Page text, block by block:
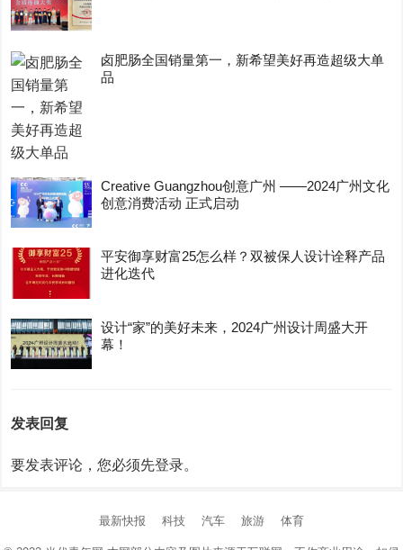
卤肥肠全国销量第一，新希望美好再造超级大单
品
Creative Guangzhou创意广州 ——2024广州文化
创意消费活动 正式启动
平安御享财富25怎么样？双被保人设计诠释产品
进化迭代
设计“家”的美好未来，2024广州设计周盛大开
幕！
发表回复
要发表评论，您必须先登录。
最新快报 科技 汽车 旅游 体育